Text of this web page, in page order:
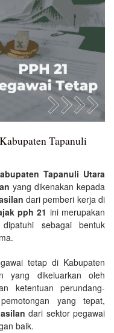
Tapanuli
Tapanuli Utara
yang dikenakan kepada
dari pemberi kerja di
pph 21 ini merupakan
sebagai bentuk
tetap di Kabupaten
yang dikeluarkan oleh
ketentuan perundang-
yang tepat,
dari sektor pegawai
baik.